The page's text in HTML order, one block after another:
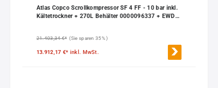
Atlas Copco Scrollkompressor SF 4 FF - 10 bar inkl.
Kältetrockner + 270L Behälter 0000096337 + EWD
21.403,34 €* (Sie sparen 35% )
13.912,17 €* inkl. MwSt.